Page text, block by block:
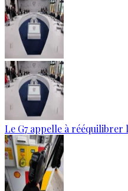
Le G7 appelle à rééquilibrer